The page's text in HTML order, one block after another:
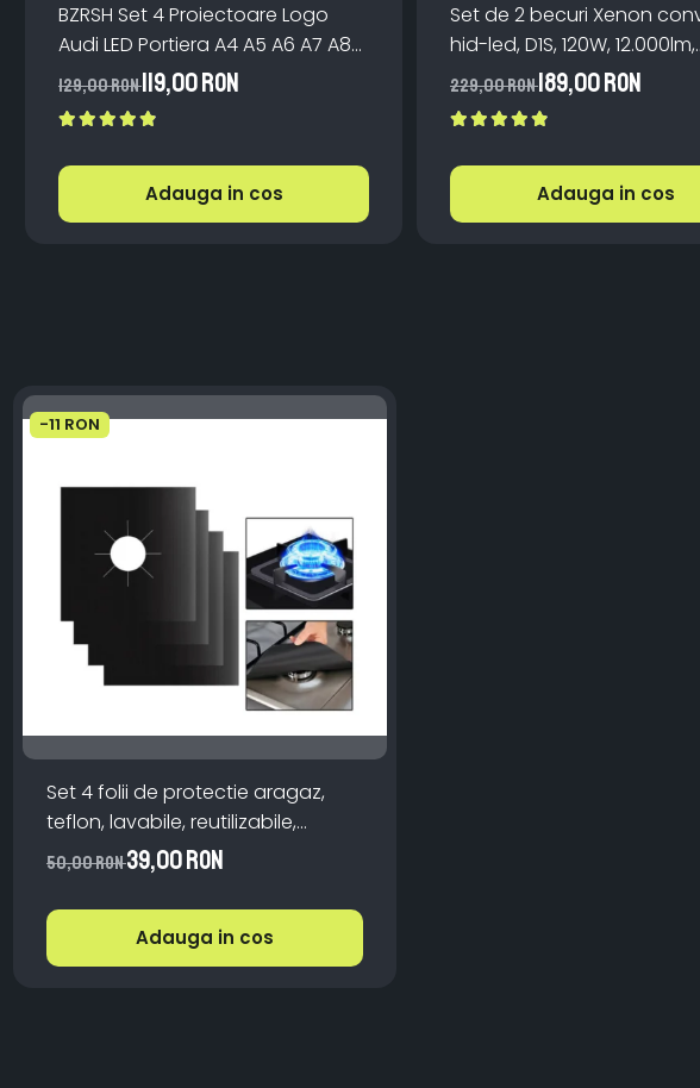
BZRSH Set 4 Proiectoare Logo
Audi LED Portiera A4 A5 A6 A7 A8
Q3 Q5 Q7 - 12V 5W Plug & Play
129,00 RON119,00 RON
Adauga in cos
Set de 2 becuri Xenon
hid-led, D1S, 120W, 12.000lm,
Canbus, Miez Cupru,
Aluminiu, Premium, Alb Rece
229,00 RON189,00 RON
Adauga in cos
-11 RON
Set 4 folii de protectie aragaz,
teflon, lavabile, reutilizabile,
Negru/Gri
50,00 RON39,00 RON
Adauga in cos